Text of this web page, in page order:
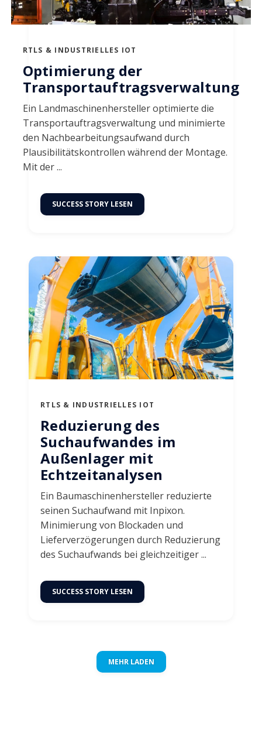
RTLS & INDUSTRIELLES IOT
Optimierung der
Transportauftragsverwaltung
Ein Landmaschinenhersteller optimierte die
Transportauftragsverwaltung und minimierte
den Nachbearbeitungsaufwand durch
Plausibilitätskontrollen während der Montage.
Mit der ...
SUCCESS STORY LESEN
RTLS & INDUSTRIELLES IOT
Reduzierung des
Suchaufwandes im
Außenlager mit
Echtzeitanalysen
Ein Baumaschinenhersteller reduzierte
seinen Suchaufwand mit Inpixon.
Minimierung von Blockaden und
Lieferverzögerungen durch Reduzierung
des Suchaufwands bei gleichzeitiger ...
SUCCESS STORY LESEN
MEHR LADEN